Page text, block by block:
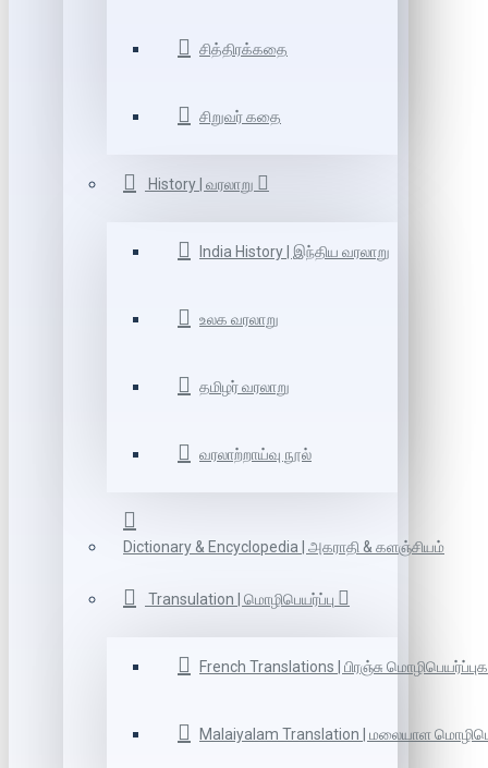
சித்திரக்கதை
சிறுவர் கதை
History | வரலாறு
India History | இந்திய வரலாறு
உலக வரலாறு
தமிழர் வரலாறு
வரலாற்றாய்வு நூல்
Dictionary & Encyclopedia | அகராதி & களஞ்சியம்
Transulation | மொழிபெயர்ப்பு
French Translations | பிரஞ்சு
Malaiyalam Translation | மலையாள